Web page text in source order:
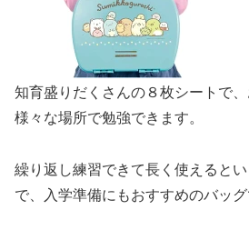
知育盛りだくさんの８枚シートで
様々な場所で勉強できます。
繰り返し練習できて長く使えると
で、入学準備にもおすすめのバッグ